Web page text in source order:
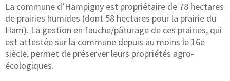
La commune d’Hampigny est propriétaire de 78 hectares
de prairies humides (dont 58 hectares pour la prairie du
Ham). La gestion en fauche/pâturage de ces prairies, qui
est attestée sur la commune depuis au moins le 16e
siècle, permet de préserver leurs propriétés agro-
écologiques.